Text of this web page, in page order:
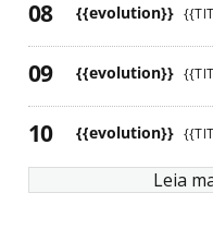
{{evolution}}
{{evolution}}
{{evolution}}
Leia